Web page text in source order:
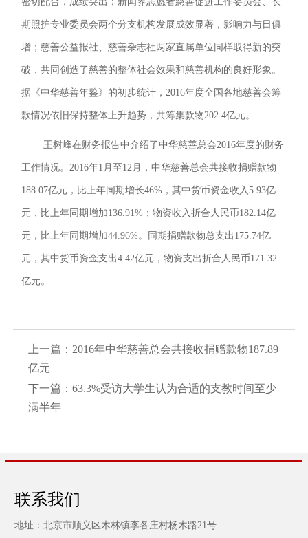
期照护专业委员会两个分支机构发展成效显著，影响力与日俱
增；慈善公益报社、慈善杂志社两家直属单位同样取得新的突
破，共同创造了慈善的整体社会效果和慈善机构的良好形象。
据《中华慈善年鉴》的初步统计，2016年度全国各地慈善会筹
款情况依旧保持整体上升趋势，共筹集款物202.4亿元。
王树峰在财务报告中介绍了中华慈善总会2016年度的财务
工作情况。2016年1月至12月，中华慈善总会共接收捐赠款物
188.07亿元，比上年同期增长46%，其中货币资金收入5.93亿
元，比上年同期增加136.91%；物资收入折合人民币182.14亿
元，比上年同期增加44.96%。同期捐赠款物总支出175.74亿
元，其中货币资金支出4.42亿元，物资支出折合人民币171.32
亿元。
上一篇： 2016年中华慈善总会共接收捐赠款物187.89
亿元
下一篇： 63.3%受访大学生认为合适的支教时间至少
满半年
联系我们
地址：北京市顺义区木林镇李各庄村杨木路21号